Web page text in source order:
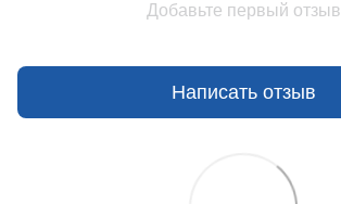
Добавьте первый отзыв
Написать отзыв